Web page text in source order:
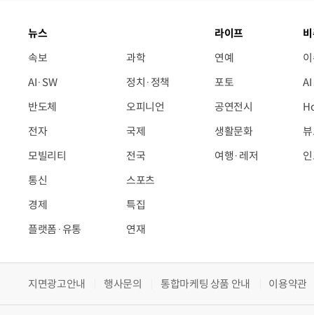
뉴스
속보
AI·SW
반도체
전자
모빌리티
통신
경제
플랫폼·유통
과학
정치·정책
오피니언
국제
전국
스포츠
특집
연재
라이프
연예
포토
공연전시
생활문화
여행·레저
지면광고안내 행사문의 통합마케팅 상품 안내 이용약관